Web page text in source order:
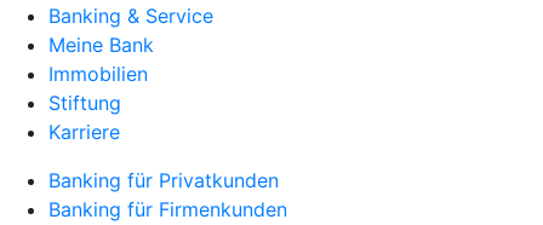
Banking & Service
Meine Bank
Immobilien
Stiftung
Karriere
Banking für Privatkunden
Banking für Firmenkunden